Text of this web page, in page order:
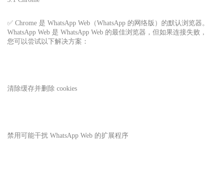
✅ Chrome 是 WhatsApp Web（WhatsApp 的网络版）的默认浏览器。
WhatsApp Web 是 WhatsApp Web 的最佳浏览器，但如果连接失败，
您可以尝试以下解决方案：
清除缓存并删除 cookies
禁用可能干扰 WhatsApp Web 的扩展程序